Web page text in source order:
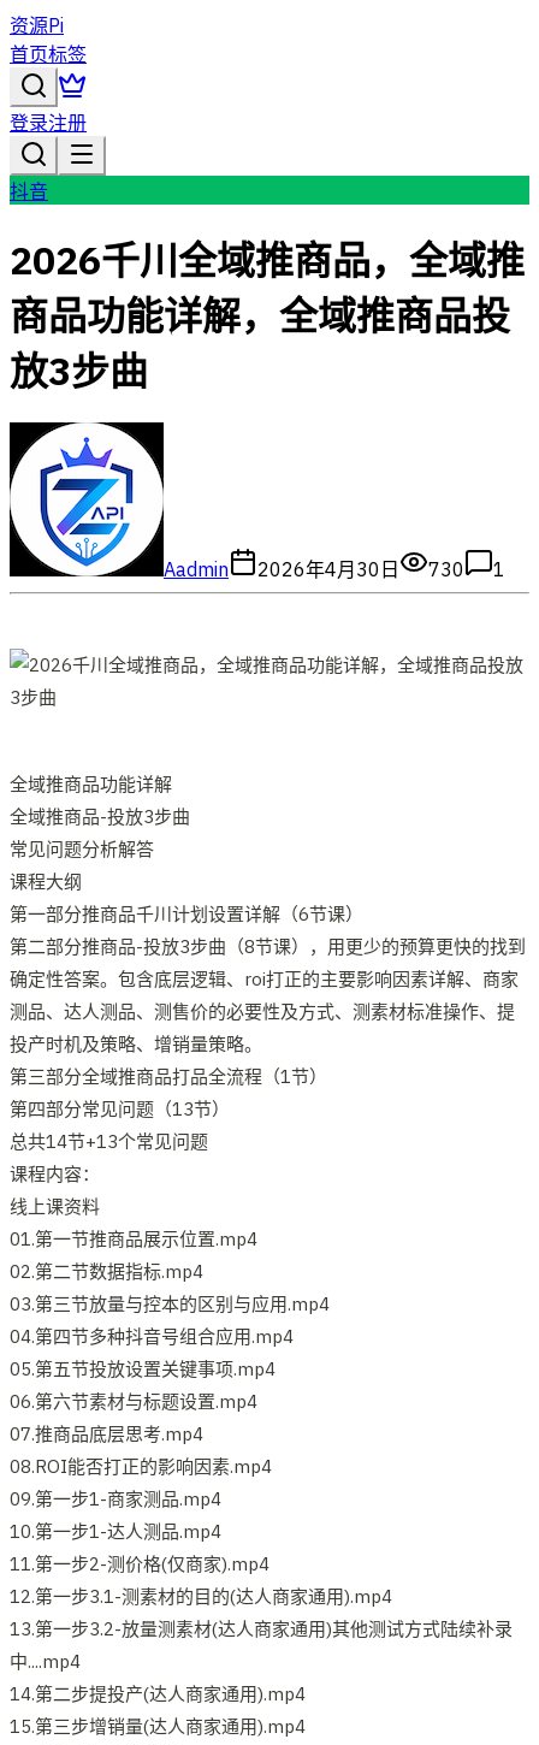
资源Pi
首页标签
登录注册
抖音
2026千川全域推商品，全域推
商品功能详解，全域推商品投
放3步曲
Aadmin 2026年4月30日 730 1
全域推商品功能详解
全域推商品-投放3步曲
常见问题分析解答
课程大纲
第一部分推商品千川计划设置详解（6节课）
第二部分推商品-投放3步曲（8节课），用更少的预算更快的找到
确定性答案。包含底层逻辑、roi打正的主要影响因素详解、商家
测品、达人测品、测售价的必要性及方式、测素材标准操作、提
投产时机及策略、增销量策略。
第三部分全域推商品打品全流程（1节）
第四部分常见问题（13节）
总共14节+13个常见问题
课程内容：
线上课资料
01.第一节推商品展示位置.mp4
02.第二节数据指标.mp4
03.第三节放量与控本的区别与应用.mp4
04.第四节多种抖音号组合应用.mp4
05.第五节投放设置关键事项.mp4
06.第六节素材与标题设置.mp4
07.推商品底层思考.mp4
08.ROI能否打正的影响因素.mp4
09.第一步1-商家测品.mp4
10.第一步1-达人测品.mp4
11.第一步2-测价格(仅商家).mp4
12.第一步3.1-测素材的目的(达人商家通用).mp4
13.第一步3.2-放量测素材(达人商家通用)其他测试方式陆续补录
中....mp4
14.第二步提投产(达人商家通用).mp4
15.第三步增销量(达人商家通用).mp4